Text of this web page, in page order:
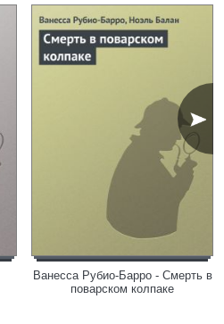
Ванесса Рубио-Барро - Смерть в
поварском колпаке